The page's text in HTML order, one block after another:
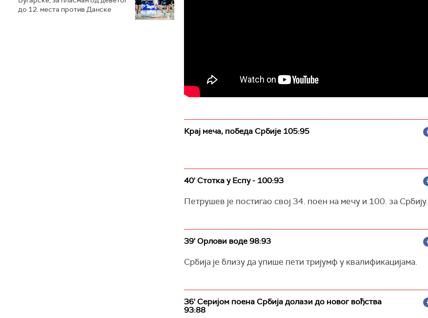
до 12. места против Данске
Крај меча, победа Србије 105:95
40' Стотка у Еспу - 100:93
Петрушев је постигао свој 34. поен на мечу и 100. за Србију.
39' Орлови воде 98:93
Србија је близу да упише пети тријумф у квалификацијама.
36' Серијом поена Србија долази до новог вођства
93:88